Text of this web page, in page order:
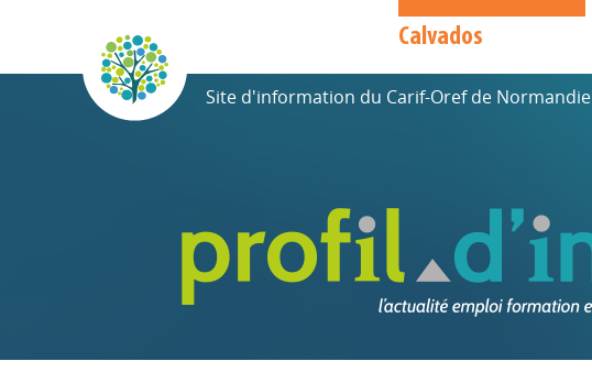
Calvados
Site d'information du Carif-Oref de Normandie